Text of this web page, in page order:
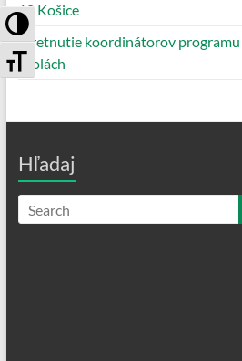
Toggle High Contrast
Toggle Font size
10 Košice
Stretnutie koordinátorov programu
školách
Hľadaj